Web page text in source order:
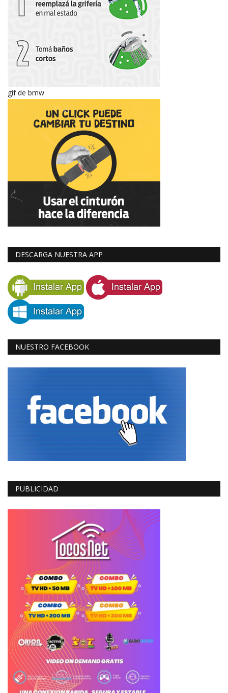
gif de bmw
DESCARGA NUESTRA APP
NUESTRO FACEBOOK
PUBLICIDAD